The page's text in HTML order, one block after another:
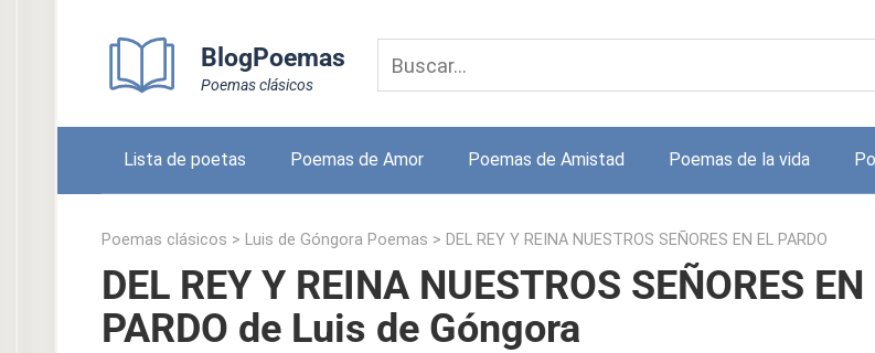
BlogPoemas
Poemas clásicos
Lista de poetas Poemas de Amor Poemas de Amistad Poemas de la vida
Poemas clásicos > Luis de Góngora Poemas > DEL REY Y REINA NUESTROS SEÑORES EN EL PARDO
DEL REY Y REINA NUESTROS SEÑORES EN
PARDO de Luis de Góngora